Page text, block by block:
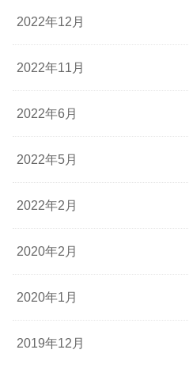
2022年12月
2022年11月
2022年6月
2022年5月
2022年2月
2020年2月
2020年1月
2019年12月